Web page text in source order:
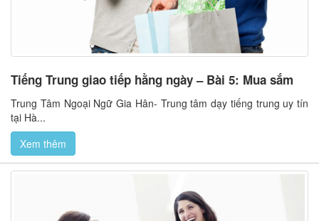
Tiếng Trung giao tiếp hằng ngày – Bài 5: Mua sắm
Trung Tâm Ngoại Ngữ Gia Hân- Trung tâm dạy tiếng trung uy tín
tại Hà...
Xem thêm